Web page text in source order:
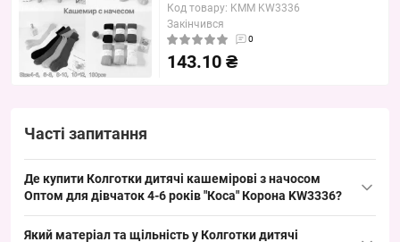
Код товару: KMM KW3336
Закінчився
0
143.10 ₴
Часті запитання
Де купити Колготки дитячі кашемірові з начосом
Оптом для дівчаток 4-6 років "Коса" Корона KW3336?
Який матеріал та щільність у Колготки дитячі